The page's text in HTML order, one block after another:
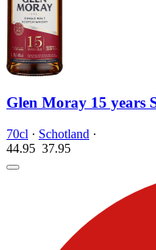
Glen Moray 15 years
70cl · Schotland ·
44.95 37.95